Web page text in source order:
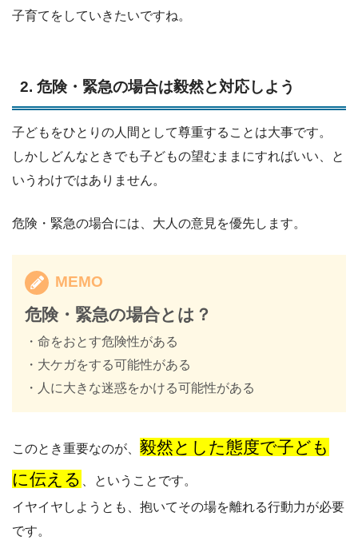
子育てをしていきたいですね。
2. 危険・緊急の場合は毅然と対応しよう
子どもをひとりの人間として尊重することは大事です。
しかしどんなときでも子どもの望むままにすればいい、と
いうわけではありません。
危険・緊急の場合には、大人の意見を優先します。
MEMO
危険・緊急の場合とは？
・命をおとす危険性がある
・大ケガをする可能性がある
・人に大きな迷惑をかける可能性がある
このとき重要なのが、 毅然とした態度で子ども
に伝える 、ということです。
イヤイヤしようとも、抱いてその場を離れる行動力が必要
です。